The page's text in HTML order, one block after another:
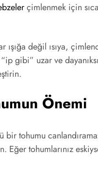
çimlenmek için
ışığa değil ısıya,
gibi” uzar ve
Önemi
tohumu
Eğer tohumlarınız